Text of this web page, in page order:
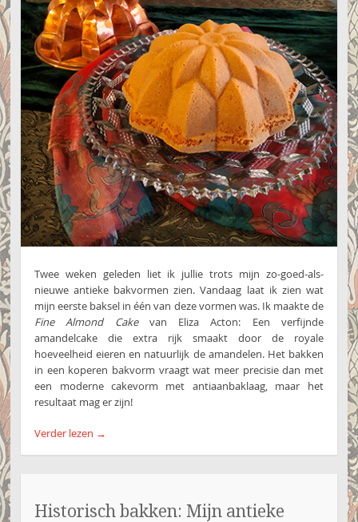
Twee weken geleden liet ik jullie trots mijn zo-goed-als-
nieuwe antieke bakvormen zien. Vandaag laat ik zien wat
mijn eerste baksel in één van deze vormen was. Ik maakte de
Fine Almond Cakevan Eliza Acton: Een verfijnde
amandelcake die extra rijk smaakt door de royale
hoeveelheid eieren en natuurlijk de amandelen. Het bakken
in een koperen bakvorm vraagt wat meer precisie dan met
een moderne cakevorm met antiaanbaklaag, maar het
resultaat mag er zijn!
Verder lezen →
Historisch bakken: Mijn antieke